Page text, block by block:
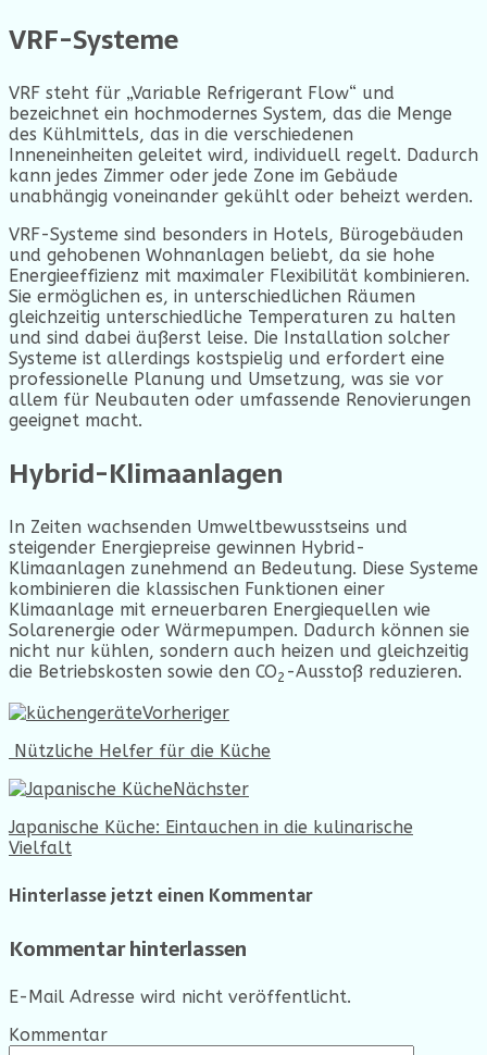
VRF-Systeme
VRF steht für „Variable Refrigerant Flow“ und
bezeichnet ein hochmodernes System, das die Menge
des Kühlmittels, das in die verschiedenen
Inneneinheiten geleitet wird, individuell regelt. Dadurch
kann jedes Zimmer oder jede Zone im Gebäude
unabhängig voneinander gekühlt oder beheizt werden.
VRF-Systeme sind besonders in Hotels, Bürogebäuden
und gehobenen Wohnanlagen beliebt, da sie hohe
Energieeffizienz mit maximaler Flexibilität kombinieren.
Sie ermöglichen es, in unterschiedlichen Räumen
gleichzeitig unterschiedliche Temperaturen zu halten
und sind dabei äußerst leise. Die Installation solcher
Systeme ist allerdings kostspielig und erfordert eine
professionelle Planung und Umsetzung, was sie vor
allem für Neubauten oder umfassende Renovierungen
geeignet macht.
Hybrid-Klimaanlagen
In Zeiten wachsenden Umweltbewusstseins und
steigender Energiepreise gewinnen Hybrid-
Klimaanlagen zunehmend an Bedeutung. Diese Systeme
kombinieren die klassischen Funktionen einer
Klimaanlage mit erneuerbaren Energiequellen wie
Solarenergie oder Wärmepumpen. Dadurch können sie
nicht nur kühlen, sondern auch heizen und gleichzeitig
die Betriebskosten sowie den CO2 -Ausstoß reduzieren.
Vorheriger
Nützliche Helfer für die Küche
Nächster
Japanische Küche: Eintauchen in die kulinarische
Vielfalt
Hinterlasse jetzt einen Kommentar
Kommentar hinterlassen
E-Mail Adresse wird nicht veröffentlicht.
Kommentar